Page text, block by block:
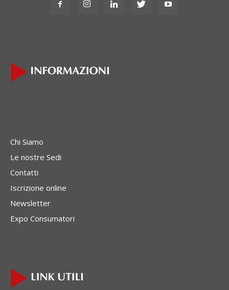
Chi Siamo
Le nostre Sedi
Contatti
Iscrizione online
Newsletter
Expo Consumatori